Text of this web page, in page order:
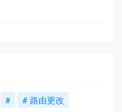
#
# 路由更改